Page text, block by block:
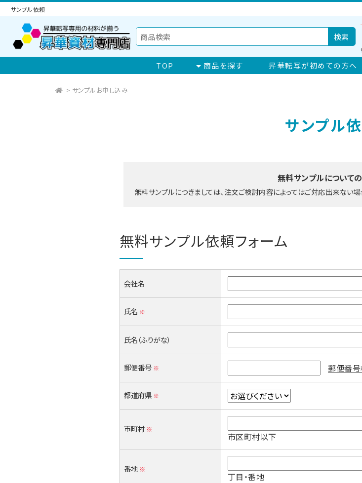
サンプル依頼
TOP 商品を探す 昇華転写が初めての方へ
> サンプルお申し込み
サンプル
無料サンプルについて
無料サンプルにつきましては、注文ご検討内容によってはご対応出来ない場
無料サンプル依頼フォーム
会社名
氏名 ※
氏名（ふりがな）
郵便番号 ※ 郵便番号
都道府県 ※
市町村 ※
市区町村以下
番地 ※
丁目・番地